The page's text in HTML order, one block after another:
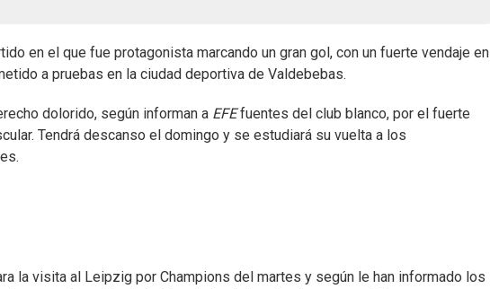
en el que fue protagonista marcando un gran gol, con un fuerte vendaje en
a pruebas en la ciudad deportiva de Valdebebas.
dolorido, según informan a EFEfuentes del club blanco, por el fuerte
Tendrá descanso el domingo y se estudiará su vuelta a los
la visita al Leipzig por Champions del martes y según le han informado los